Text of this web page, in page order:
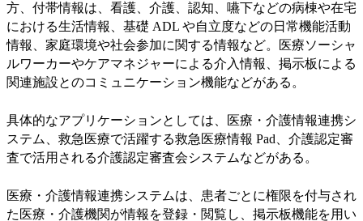
方、付帯情報は、看護、介護、認知、嚥下などの病棟や在宅
における生活情報、基礎 ADL や自立度などの日常機能活動
情報、家庭環境や社会参加に関する情報など。医療ソーシャ
ルワーカーやケアマネジャーによる介入情報、掲示板による
関連施設とのコミュニケーション機能などがある。
具体的なアプリケーションとしては、医療・介護情報連携シ
ステム、救急医療で活躍する救急医療情報 Pad、介護認定審
査で活用される介護認定審査会システムなどがある。
医療・介護情報連携システムは、患者ごとに権限を付与され
た医療・介護機関が情報を登録・閲覧し、掲示板機能を用い